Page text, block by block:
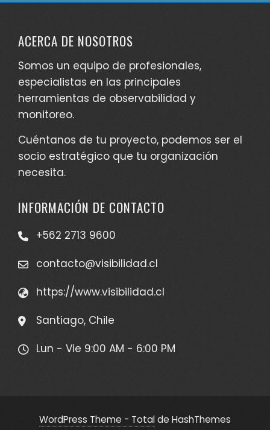
ACERCA DE NOSOTROS
Somos un equipo de profesionales,
especialistas en las principales
herramientas de observabilidad y
monitoreo.
Cuéntanos de tu proyecto, podemos ser el
socio estratégico que tu organización
necesita.
INFORMACIÓN DE CONTACTO
+562 2713 9600
contacto@visibilidad.cl
https://www.visibilidad.cl
Santiago, Chile
Lun - Vie 9:00 AM - 6:00 PM
WordPress Theme - Totalde HashThemes